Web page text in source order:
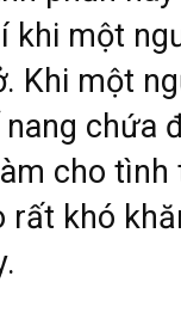
khi một
Khi một
nang chứa
cho tình
rất khó